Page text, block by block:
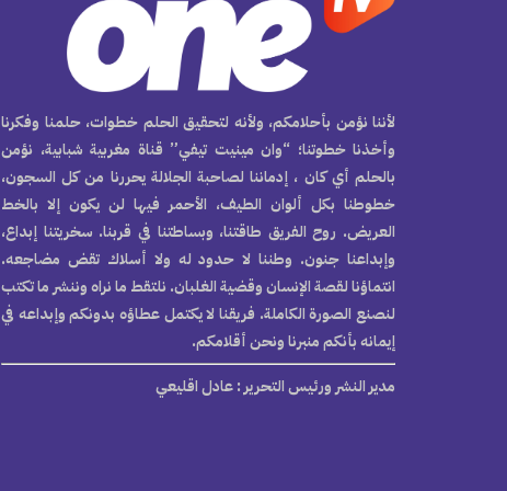
لأننا نؤمن بأحلامكم، ولأنه لتحقيق الحلم خطوات، حلمنا وفكرنا
وأخذنا خطوتنا؛ “وان مينيت تيفي” قناة مغربية شبابية، نؤمن
بالحلم أي كان ، إدماننا لصاحبة الجلالة يحررنا من كل السجون،
خطوطنا بكل ألوان الطيف، الأحمر فيها لن يكون إلا بالخط
العريض. روح الفريق طاقتنا، وبساطتنا في قربنا. سخريتنا إبداع،
وإبداعنا جنون. وطننا لا حدود له ولا أسلاك تقض مضاجعه.
انتماؤنا لقصة الإنسان وقضية الغلبان. نلتقط ما نراه وننشر ما تكتب
لنصنع الصورة الكاملة. فريقنا لا يكتمل عطاؤه بدونكم وإبداعه في
إيمانه بأنكم منبرنا ونحن أقلامكم.
مدير النشر ورئيس التحرير : عادل اقليعي